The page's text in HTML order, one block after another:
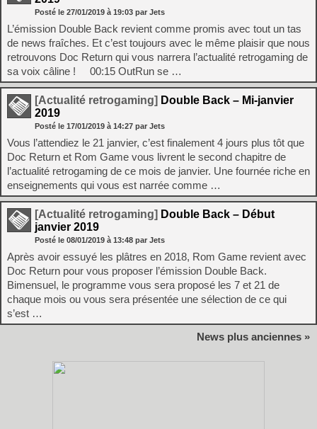
Posté le 27/01/2019 à 19:03 par Jets
L’émission Double Back revient comme promis avec tout un tas
de news fraîches. Et c’est toujours avec le même plaisir que nous
retrouvons Doc Return qui vous narrera l’actualité retrogaming de
sa voix câline ! 00:15 OutRun se …
[Actualité retrogaming] Double Back – Mi-janvier
2019
Posté le 17/01/2019 à 14:27 par Jets
Vous l’attendiez le 21 janvier, c’est finalement 4 jours plus tôt que
Doc Return et Rom Game vous livrent le second chapitre de
l’actualité retrogaming de ce mois de janvier. Une fournée riche en
enseignements qui vous est narrée comme …
[Actualité retrogaming] Double Back – Début
janvier 2019
Posté le 08/01/2019 à 13:48 par Jets
Après avoir essuyé les plâtres en 2018, Rom Game revient avec
Doc Return pour vous proposer l’émission Double Back.
Bimensuel, le programme vous sera proposé les 7 et 21 de
chaque mois ou vous sera présentée une sélection de ce qui
s’est …
News plus anciennes »